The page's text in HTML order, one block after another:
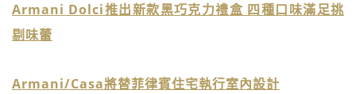
Armani Dolci推出新款黑巧克力禮盒 四種口味滿足挑
剔味蕾
Armani/Casa將替菲律賓住宅執行室內設計